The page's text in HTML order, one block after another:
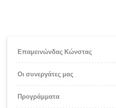
Επαμεινώνδας Κώνστας
Οι συνεργάτες μας
Προγράμματα